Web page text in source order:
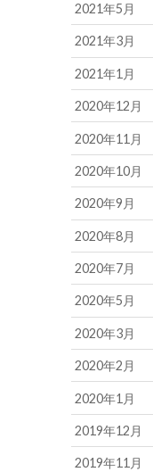
2021年5月
2021年3月
2021年1月
2020年12月
2020年11月
2020年10月
2020年9月
2020年8月
2020年7月
2020年5月
2020年3月
2020年2月
2020年1月
2019年12月
2019年11月